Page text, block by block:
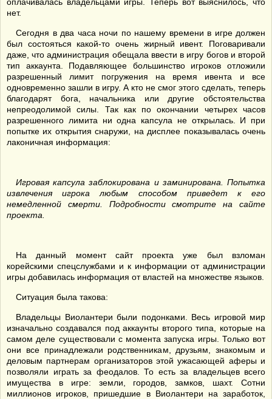
нет.
Сегодня в два часа ночи по нашему времени в игре должен
был состояться какой-то очень жирный ивент. Поговаривали
даже, что администрация обещала ввести в игру богов и второй
тип аккаунта. Подавляющее большинство игроков отложили
разрешенный лимит погружения на время ивента и все
одновременно зашли в игру. А кто не смог этого сделать, теперь
благодарят бога, начальника или другие обстоятельства
непреодолимой силы. Так как по окончании четырех часов
разрешенного лимита ни одна капсула не открылась. И при
попытке их открытия снаружи, на дисплее показывалась очень
лаконичная информация:
Игровая капсула заблокирована и заминирована. Попытка
извлечения игрока любым способом приведет к его
немедленной смерти. Подробности смотрите на сайте
проекта.
На данный момент сайт проекта уже был взломан
корейскими спецслужбами и к информации от администрации
игры добавилась информация от властей на множестве языков.
Ситуация была такова:
Владельцы Виолантери были подонками. Весь игровой мир
изначально создавался под аккаунты второго типа, которые на
самом деле существовали с момента запуска игры. Только вот
они все принадлежали родственникам, друзьям, знакомым и
деловым партнерам организаторов этой ужасающей аферы и
позволяли играть за феодалов. То есть за владельцев всего
имущества в игре: земли, городов, замков, шахт. Сотни
миллионов игроков, пришедшие в Виолантери на заработок,